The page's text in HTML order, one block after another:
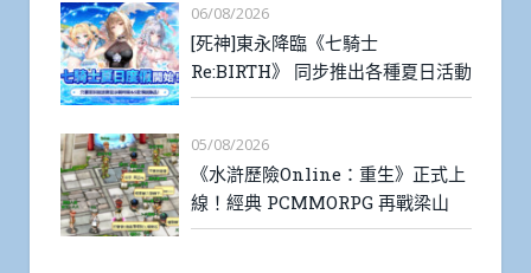
06/08/2026
[死神]東永降臨《七騎士
Re:BIRTH》 同步推出各種夏日活動
05/08/2026
《水滸歷險Online：重生》正式上
線！經典 PCMMORPG 再戰梁山